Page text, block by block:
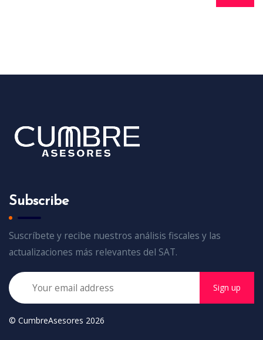
Subscribe
Suscríbete y recibe nuestros análisis fiscales y las
actualizaciones más relevantes del SAT.
Sign up
© CumbreAsesores 2026